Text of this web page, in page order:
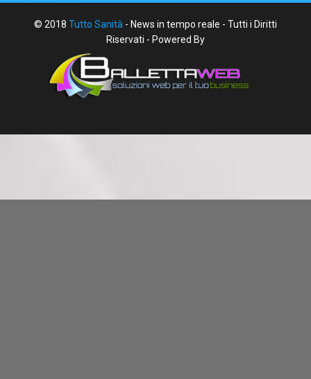
© 2018 Tutto Sanità - News in tempo reale - Tutti i Diritti
Riservati - Powered By